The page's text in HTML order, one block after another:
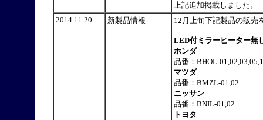
上記追加掲載しました。
2014.11.20
新製品情報 12月上旬下記製品の販
LED付ミラーヒーター無
ホンダ
品番：BHOL-
マツダ
品番：BMZL-01,02
ニッサン
品番：BNIL-01,02
トヨタ